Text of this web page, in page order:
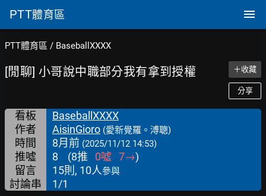
PTT體育區
PTT體育區 / BaseballXXXX
[閒聊] 小哥說中職部分我有拿到授權 ＋收藏
分享
看板
BaseballXXXX
作者
AisinGioro (愛新覺羅。溥聰)
時間 8月前 (2025/11/12 14:53)
推噓 8 (8推 0噓 7→)
留言
15則, 10人參與
討論串 1/1